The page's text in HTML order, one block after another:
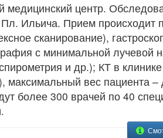
центр.
Ильича. Прием происходит
сканирование),
с минимальной лучевой
и др.); КТ в клинике
максимальный вес пациента
более 300 врачей по 40